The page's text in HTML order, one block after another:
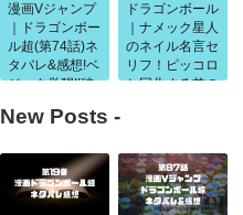
漫画Vジャンプ
｜ドラゴンボー
ル超(第74話)ネ
タバレ&感想!ベ
ジータ覚醒!!破
ドラゴンボール
｜ナメック星人
のネイル名言セ
リフ！ピッコロ
と同化する前の
New Posts -